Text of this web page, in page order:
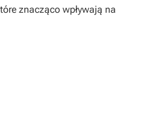
znacząco wpływają na